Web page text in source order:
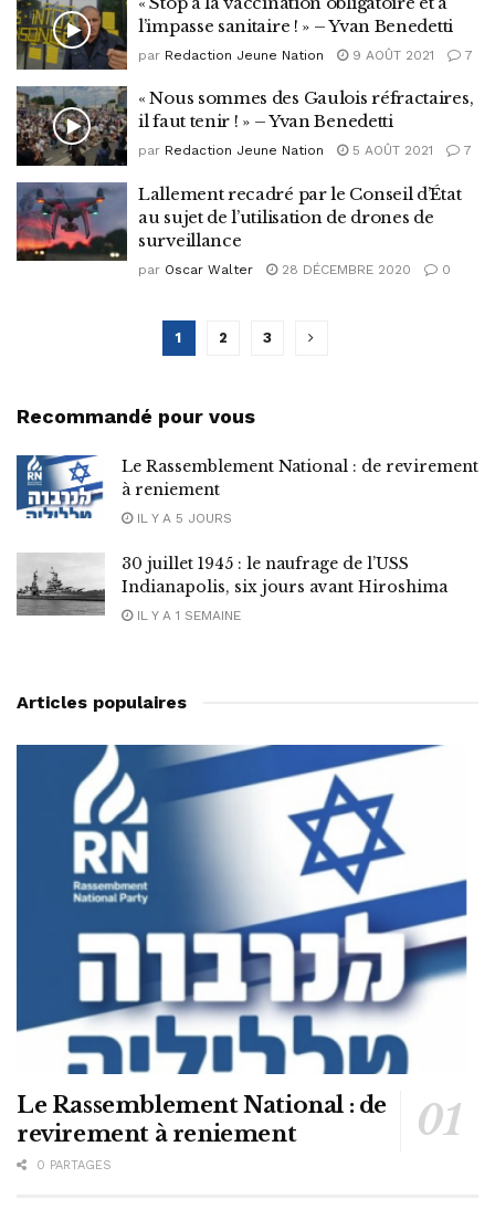
l’impasse sanitaire ! » – Yvan Benedetti
par Redaction Jeune Nation 9 AOÛT 2021 7
« Nous sommes des Gaulois réfractaires,
il faut tenir ! » – Yvan Benedetti
par Redaction Jeune Nation 5 AOÛT 2021 7
Lallement recadré par le Conseil d’État
au sujet de l’utilisation de drones de
surveillance
par Oscar Walter 28 DÉCEMBRE 2020 0
1 2 3
Recommandé pour vous
Le Rassemblement National : de revirement
à reniement
IL Y A 5 JOURS
30 juillet 1945 : le naufrage de l’USS
Indianapolis, six jours avant Hiroshima
IL Y A 1 SEMAINE
Articles populaires
Le Rassemblement National : de
revirement à reniement
0 PARTAGES